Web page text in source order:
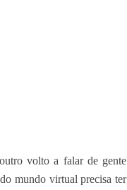
volto a falar de gente
mundo virtual precisa ter